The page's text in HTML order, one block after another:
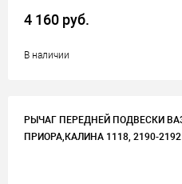
4 160 руб.
В наличии
РЫЧАГ ПЕРЕДНЕЙ ПОДВЕСКИ
ПРИОРА,КАЛИНА 1118, 2190-